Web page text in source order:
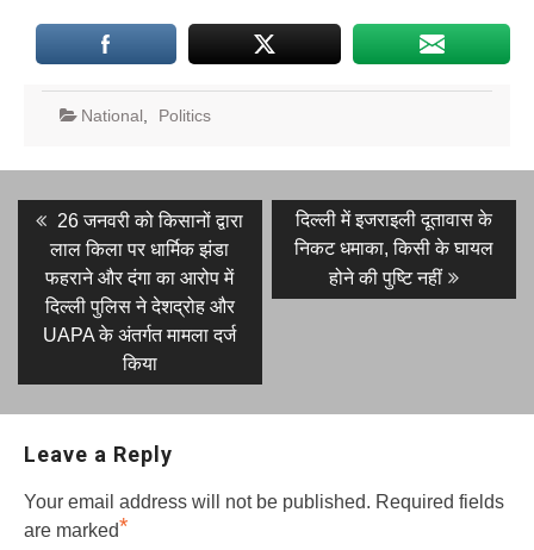
National Politics
Post
navigation
Previous
post:
26 जनवरी को किसानों द्वारा
लाल किला पर धार्मिक झंडा
फहराने और दंगा का आरोप में
दिल्ली पुलिस ने देशद्रोह और
UAPA के अंतर्गत मामला दर्ज
किया
Next
post:
दिल्ली में इजराइली दूतावास के
निकट धमाका, किसी के घायल
होने की पुष्टि नहीं
Leave a Reply
Your email address will not be published. Required fields
are marked*